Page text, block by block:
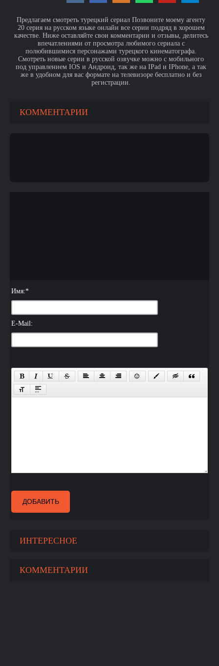
Предлагаем смотреть турецкий сериал Позвоните моему агенту
20 серия на русском языке онлайн все серии подряд в хорошем
качестве. Ниже оставляйте свои комментарии и отзывы, делитесь
впечатлениями от просмотра любимого сериала с
полюбившимися персонажами турецкого кинематографа.
Смотреть новые серии в русской озвучке можно с мобильного
под управлением IOS и Андроид, так же на IPad и IPhone, а так
же в удобном для вас формате на телевизоре бесплатно и без
регистрации.
КОММЕНТАРИИ
Имя:*
E-Mail:
ДОБАВИТЬ
ИНТЕРЕСНОЕ
КОММЕНТАРИИ